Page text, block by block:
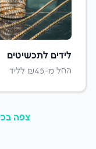
לידים לתכשיטים
החל מ-₪45 לליד
צפה